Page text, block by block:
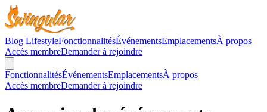
Blog LifestyleFonctionnalitésÉvénementsEmplacementsÀ propos
Accès membreDemander à rejoindre
FonctionnalitésÉvénementsEmplacementsÀ propos
Accès membreDemander à rejoindre